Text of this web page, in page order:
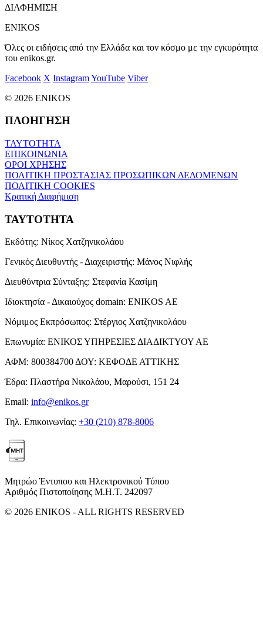
ΔΙΑΦΗΜΙΣΗ
ENIKOS
Όλες οι ειδήσεις από την Ελλάδα και τον κόσμο με την εγκυρότητα
του enikos.gr.
Facebook X InstagramYouTube Viber
© 2026 ENIKOS
ΠΛΟΗΓΗΣΗ
ΤΑΥΤΟΤΗΤΑ
ΕΠΙΚΟΙΝΩΝΙΑ
ΟΡΟΙ ΧΡΗΣΗΣ
ΠΟΛΙΤΙΚΗ ΠΡΟΣΤΑΣΙΑΣ ΠΡΟΣΩΠΙΚΩΝ ΔΕΔΟΜΕΝΩΝ
ΠΟΛΙΤΙΚΗ COOKIES
Κρατική Διαφήμιση
ΤΑΥΤΟΤΗΤΑ
Εκδότης: Νίκος Χατζηνικολάου
Γενικός Διευθυντής - Διαχειριστής: Μάνος Νιφλής
Διευθύντρια Σύνταξης: Στεφανία Κασίμη
Ιδιοκτησία - Δικαιούχος domain: ENIKOS AE
Νόμιμος Εκπρόσωπος: Στέργιος Χατζηνικολάου
Επωνυμία: ΕΝΙΚΟΣ ΥΠΗΡΕΣΙΕΣ ΔΙΑΔΙΚΤΥΟΥ ΑΕ
ΑΦΜ: 800384700ΔΟΥ: ΚΕΦΟΔΕ ΑΤΤΙΚΗΣ
Έδρα: Πλαστήρα Νικολάου, Μαρούσι, 151 24
Email: info@enikos.gr
Τηλ. Επικοινωνίας: +30 (210) 878-8006
Μητρώο Έντυπου και Ηλεκτρονικού Τύπου
Αριθμός Πιστοποίησης Μ.Η.Τ. 242097
© 2026 ENIKOS - ALL RIGHTS RESERVED